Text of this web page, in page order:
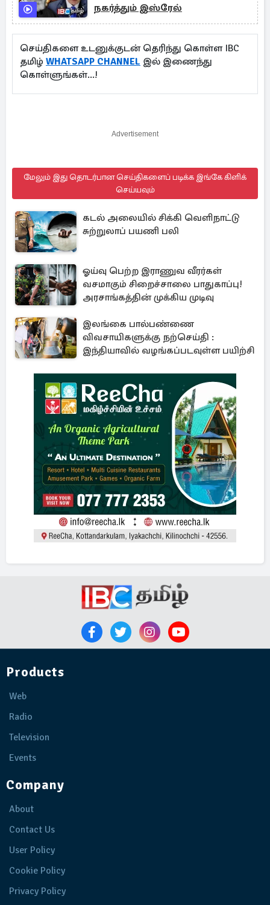
நகர்த்தும் இஸ்ரேல்
செய்திகளை உடனுக்குடன் தெரிந்து கொள்ள IBC
தமிழ் WHATSAPP CHANNEL இல் இணைந்து
கொள்ளுங்கள்...!
Advertisement
மேலும் இது தொடர்பான செய்திகளைப் படிக்க இங்கே கிளிக்
செய்யவும்
கடல் அலையில் சிக்கி வெளிநாட்டு
சுற்றுலாப் பயணி பலி
ஓய்வு பெற்ற இராணுவ வீரர்கள்
வசமாகும் சிறைச்சாலை பாதுகாப்பு!
அரசாங்கத்தின் முக்கிய முடிவு
இலங்கை பால்பண்ணை
விவசாயிகளுக்கு நற்செய்தி :
இந்தியாவில் வழங்கப்படவுள்ள பயிற்சி
Products
Web
Radio
Television
Events
Company
About
Contact Us
User Policy
Cookie Policy
Privacy Policy